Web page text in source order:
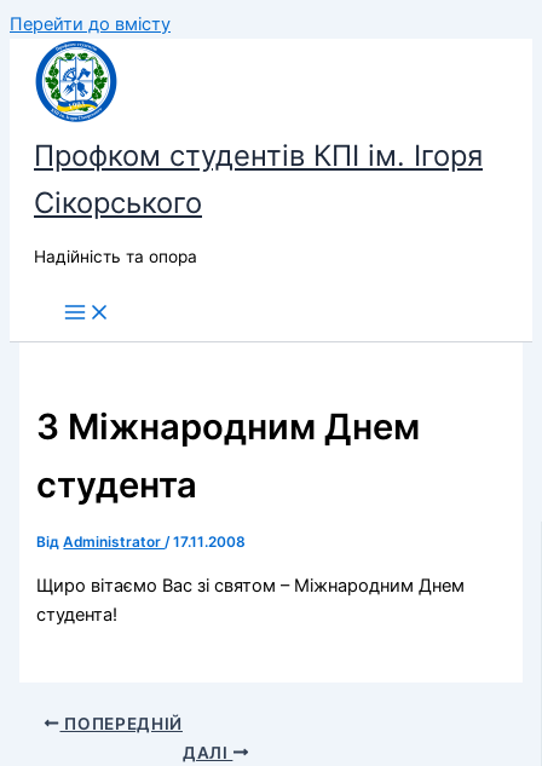
Перейти до вмісту
Профком студентів КПІ ім. Ігоря
Сікорського
Надійність та опора
З Міжнародним Днем
студента
ВідAdministrator/17.11.2008
Щиро вітаємо Вас зі святом – Міжнародним Днем
студента!
ПОПЕРЕДНІЙ
ДАЛІ